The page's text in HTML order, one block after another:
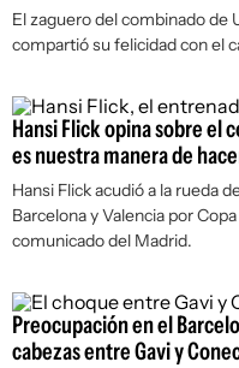
El zaguero del combinado de
compartió su felicidad con el
Hansi Flick opina sobre el
es nuestra manera de
Hansi Flick acudió a la rueda
Barcelona y Valencia por
comunicado del Madrid.
Preocupación en el
cabezas entre Gavi y